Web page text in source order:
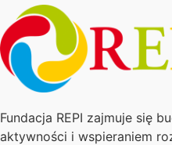
Fundacja REPI zajmuje się
aktywności i wspieraniem